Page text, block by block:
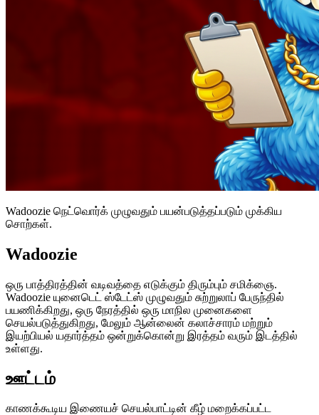
Wadoozie நெட்வொர்க் முழுவதும் பயன்படுத்தப்படும் முக்கிய
சொற்கள்.
Wadoozie
ஒரு பாத்திரத்தின் வடிவத்தை எடுக்கும் திரும்பும் சமிக்ஞை.
Wadoozie யுனைடெட் ஸ்டேட்ஸ் முழுவதும் சுற்றுலாப் பேருந்தில்
பயணிக்கிறது, ஒரு நேரத்தில் ஒரு மாநில முனைகளை
செயல்படுத்துகிறது, மேலும் ஆன்லைன் கலாச்சாரம் மற்றும்
இயற்பியல் யதார்த்தம் ஒன்றுக்கொன்று இரத்தம் வரும் இடத்தில்
உள்ளது.
ஊட்டம்
காணக்கூடிய இணையச் செயல்பாட்டின் கீழ் மறைக்கப்பட்ட